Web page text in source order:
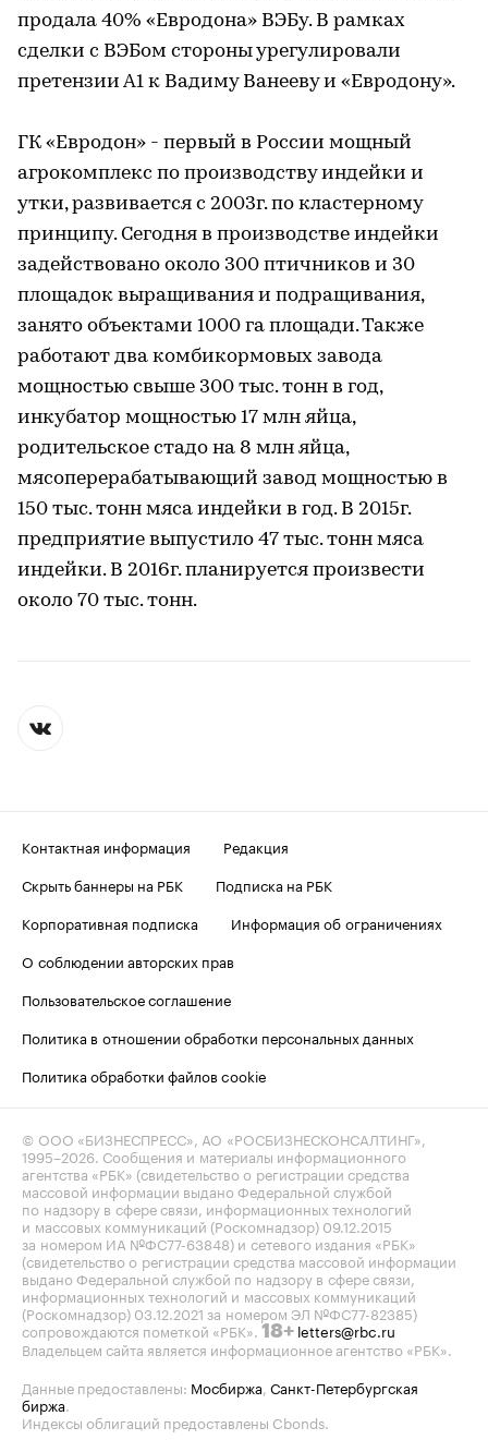
продала 40% «Евродона» ВЭБу. В рамках
сделки с ВЭБом стороны урегулировали
претензии А1 к Вадиму Ванееву и «Евродону».
ГК «Евродон» - первый в России мощный
агрокомплекс по производству индейки и
утки, развивается с 2003г. по кластерному
принципу. Сегодня в производстве индейки
задействовано около 300 птичников и 30
площадок выращивания и подращивания,
занято объектами 1000 га площади. Также
работают два комбикормовых завода
мощностью свыше 300 тыс. тонн в год,
инкубатор мощностью 17 млн яйца,
родительское стадо на 8 млн яйца,
мясоперерабатывающий завод мощностью в
150 тыс. тонн мяса индейки в год. В 2015г.
предприятие выпустило 47 тыс. тонн мяса
индейки. В 2016г. планируется произвести
около 70 тыс. тонн.
Контактная информация
Редакция
Скрыть баннеры на РБК
Подписка на РБК
Корпоративная подписка
Информация об ограничениях
О соблюдении авторских прав
Пользовательское соглашение
Политика в отношении обработки персональных данных
Политика обработки файлов cookie
© ООО «БИЗНЕСПРЕСС», АО «РОСБИЗНЕСКОНСАЛТИНГ»,
1995–2026. Сообщения и материалы информационного
агентства «РБК» (свидетельство о регистрации средства
массовой информации выдано Федеральной службой
по надзору в сфере связи, информационных технологий
и массовых коммуникаций (Роскомнадзор) 09.12.2015
за номером ИА №ФС77-63848) и сетевого издания «РБК»
(свидетельство о регистрации средства массовой информации
выдано Федеральной службой по надзору в сфере связи,
информационных технологий и массовых коммуникаций
(Роскомнадзор) 03.12.2021 за номером ЭЛ №ФС77-82385)
сопровождаются пометкой «РБК». 18+ letters@rbc.ru
Владельцем сайта является информационное агентство «РБК».
Данные предоставлены: Мосбиржа, Санкт-Петербургская
биржа.
Индексы облигаций предоставлены Cbonds.